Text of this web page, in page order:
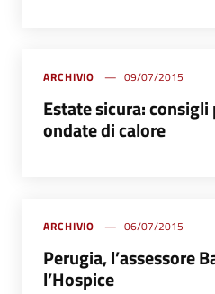
ARCHIVIO 09/07/2015
Estate sicura:
ondate di calore
ARCHIVIO 06/07/2015
Perugia, l’assessore
l’Hospice